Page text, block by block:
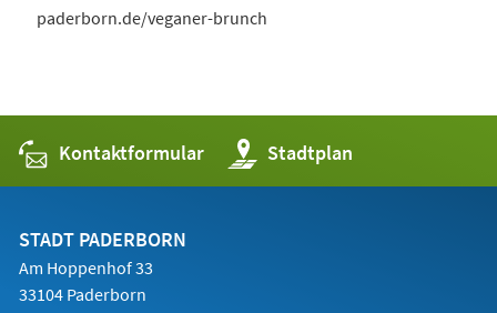
paderborn.de/veganer-brunch
Kontaktformular Stadtplan
(Öffnet
in
einem
STADT PADERBORN
Am Hoppenhof 33
33104 Paderborn